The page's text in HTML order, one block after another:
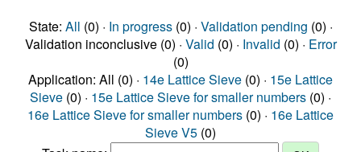
State: All (0) · In progress(0) · Validation pending (0) ·
Validation inconclusive (0) · Valid (0) · Invalid (0) · Error
(0)
Application: All (0) · 14e Lattice Sieve (0) · 15e Lattice
Sieve (0) · 15e Lattice Sieve for smaller numbers (0) ·
16e Lattice Sieve for smaller numbers (0) · 16e Lattice
Sieve V5 (0)